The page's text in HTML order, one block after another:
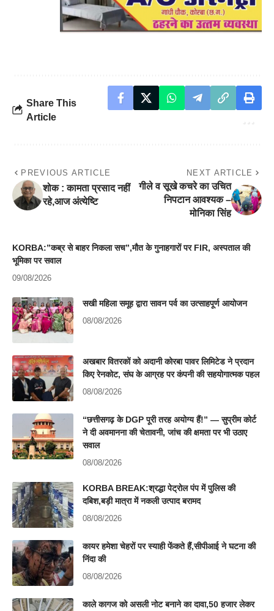
Share This
Article
PREVIOUS ARTICLE
शोक : कामता प्रसाद नहीं
रहे,आज अंत्येष्टि
NEXT ARTICLE
गीले व सूखे कचरे का उचित
निपटान आवश्यक –
मोनिका सिंह
KORBA:”कब्र से बाहर निकला सच”,मौत के गुनाहगारों पर FIR, अस्पताल की
भूमिका पर सवाल
09/08/2026
सखी महिला समूह द्वारा सावन पर्व का उत्साहपूर्ण आयोजन
08/08/2026
अखबार वितरकों को अदानी कोरबा पावर लिमिटेड ने प्रदान
किए रेनकोट, संघ के आग्रह पर कंपनी की सहयोगात्मक पहल
08/08/2026
“छत्तीसगढ़ के DGP पूरी तरह अयोग्य हैं!” — सुप्रीम कोर्ट
ने दी अवमानना की चेतावनी, जांच की क्षमता पर भी उठाए
सवाल
08/08/2026
KORBA BREAK:श्रद्धा पेट्रोल पंप में पुलिस की
दबिश,बड़ी मात्रा में नकली उत्पाद बरामद
08/08/2026
कायर हमेशा चेहरों पर स्याही फेंकते हैं,सीपीआई ने घटना की
निंदा की
08/08/2026
काले कागज को असली नोट बनाने का दावा,50 हजार लेकर